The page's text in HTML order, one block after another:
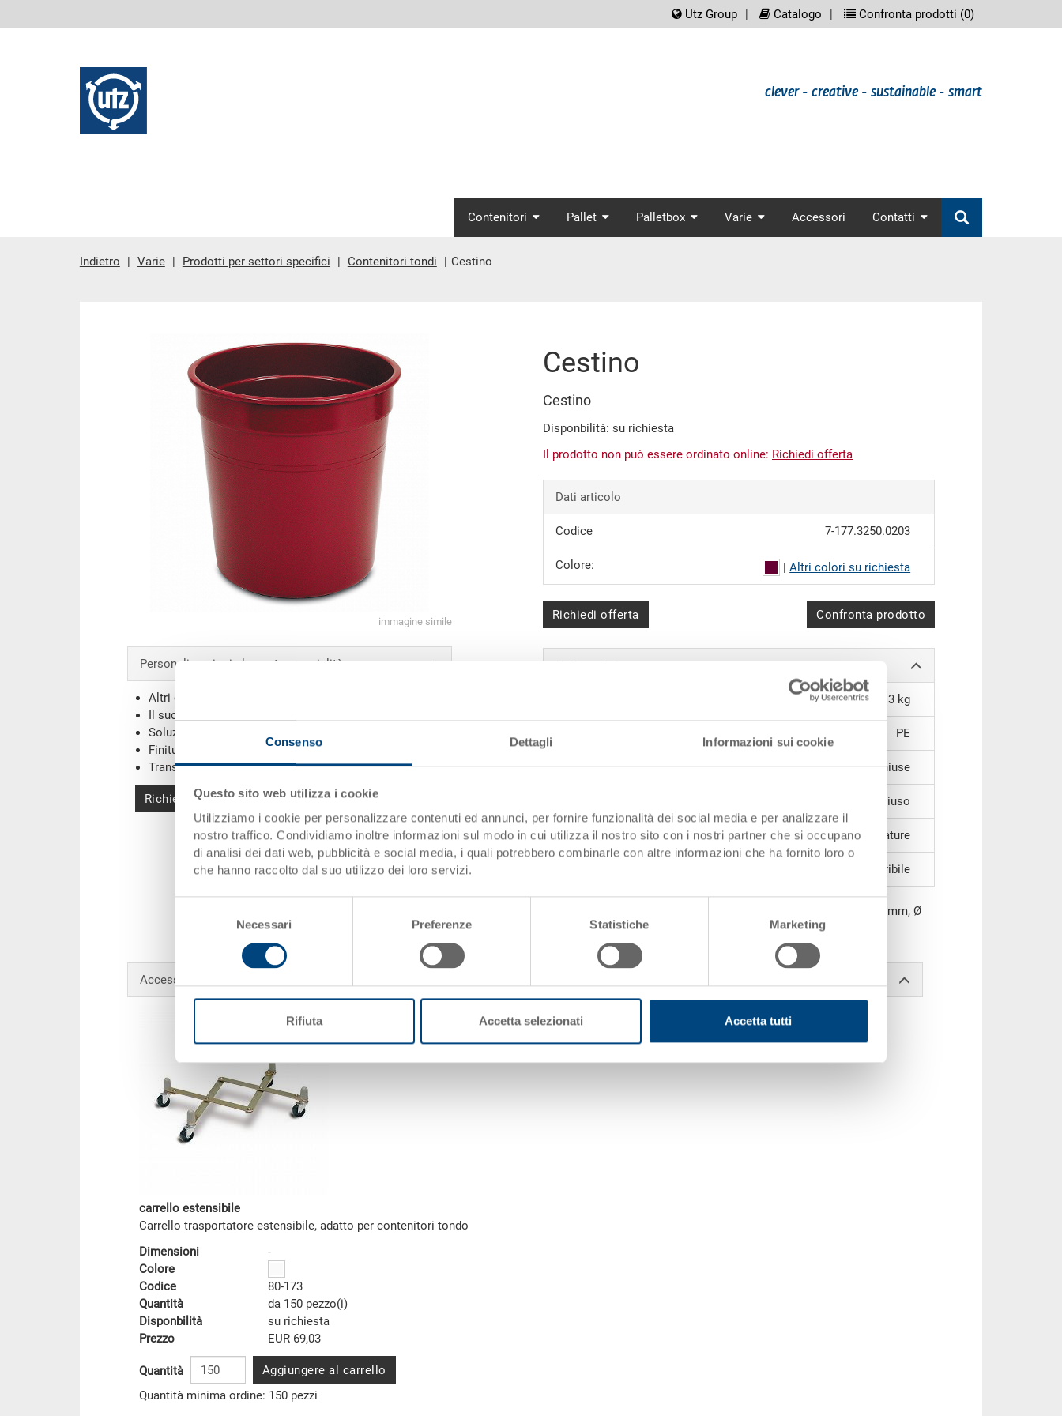
Consenso Dettagli Informazioni sui cookie
Questo sito web utilizza i cookie
Utilizziamo i cookie per personalizzare contenuti ed annunci, per fornire funzionalità dei social media e per analizzare il
nostro traffico. Condividiamo inoltre informazioni sul modo in cui utilizza il nostro sito con i nostri partner che si occupano
di analisi dei dati web, pubblicità e social media, i quali potrebbero combinarle con altre informazioni che ha fornito loro o
che hanno raccolto dal suo utilizzo dei loro servizi.
Necessari Preferenze Statistiche Marketing
Rifiuta Accetta selezionati Accetta tutti
screenreader.meta_nav
Utz Group Catalogo Confronta prodotti (0)
clever - creative - sustainable - smart
screenreader.main_nav
Contenitori Pallet Palletbox Varie Accessori Contatti
Indietro Varie Prodotti per settori specifici Contenitori tondi Cestino
immagine simile
Personalizzazioni - la nostra specialità
Altri colori
Il suo logo / etichette
Soluzioni individuali
Finiture
Transponder (RFID) / Barcodes(Esempi)
Richiedi offerta
Cestino
Cestino
Disponbilità: su richiesta
Il prodotto non può essere ordinato online: Richiedi offerta
Dati articolo
Codice 7-177.3250.0203
Colore: |Altri colori su richiesta
Richiedi offerta Confronta prodotto
Dati tecnici
1,13 kg
PE
Pareti laterali chiuse
chiuso
Impugnature senza impugnature
inseribile
Cestino, PE, rosso vino, altezza interna utile 375 mm, altezza 383 mm, Ø
esterno in alto 365 mm
Accessori opzionali
carrello estensibile
Carrello trasportatore estensibile, adatto per contenitori tondo
Dimensioni
-
Colore
Codice
80-173
Quantità
da 150 pezzo(i)
Disponbilità
su richiesta
Prezzo
EUR 69,03
Quantità
Aggiungere al carrello
Quantità minima ordine: 150 pezzi